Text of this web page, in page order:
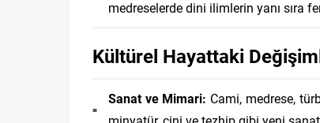
medreselerde dini ilimlerin yanı sıra
Kültürel Hayattaki
Sanat ve Mimari: Cami, medrese,